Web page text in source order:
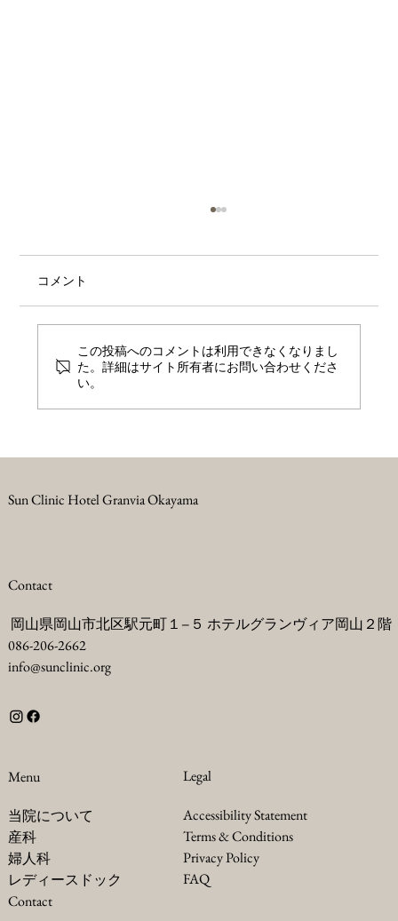
プレコンセプションケアとは？未来の妊
コメント
この投稿へのコメントは利用できなくなりまし
た。詳細はサイト所有者にお問い合わせくださ
い。
Sun Clinic Hotel Granvia Okayama
Menu
当院について
産科
婦人科
レディースドック
Contact
Legal
Accessibility Statement
Terms & Conditions
Privacy Policy
FAQ
Contact
岡山県岡山市北区駅元町１−５ ホテルグランヴィア岡山２階
086-206-2662
info@sunclinic.org